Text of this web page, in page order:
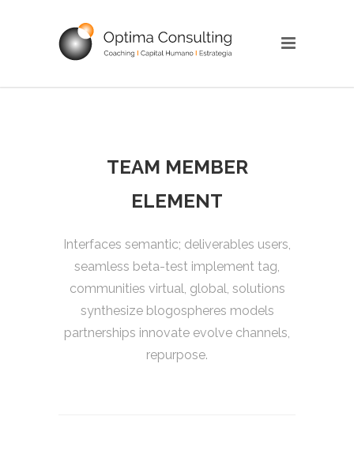
TEAM MEMBER
ELEMENT
Interfaces semantic; deliverables users,
seamless beta-test implement tag,
communities virtual, global, solutions
synthesize blogospheres models
partnerships innovate evolve channels,
repurpose.